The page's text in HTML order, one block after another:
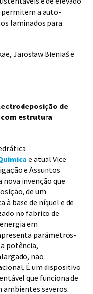
permitem a auto-
laminados para
Jarosław Bieniaś e
de
estrutura
e atual Vice-
e Assuntos
nova invenção que
de um
base de níquel e de
no fabrico de
em
parâmetros-
potência,
não
É um dispositivo
que funciona de
ambientes severos.